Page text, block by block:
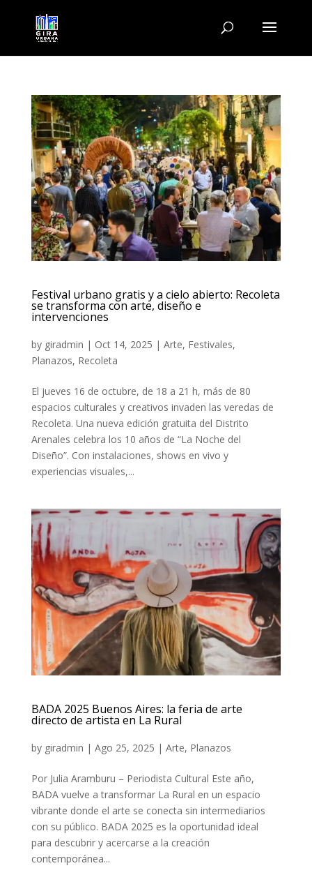
Festival urbano gratis y a cielo abierto: Recoleta
se transforma con arte, diseño e
intervenciones
by giradmin | Oct 14, 2025 | Arte, Festivales,
Planazos, Recoleta
El jueves 16 de octubre, de 18 a 21 h, más de 80
espacios culturales y creativos invaden las veredas de
Recoleta. Una nueva edición gratuita del Distrito
Arenales celebra los 10 años de “La Noche del
Diseño”. Con instalaciones, shows en vivo y
experiencias visuales,...
BADA 2025 Buenos Aires: la feria de arte
directo de artista en La Rural
by giradmin | Ago 25, 2025 | Arte, Planazos
Por Julia Aramburu – Periodista Cultural Este año,
BADA vuelve a transformar La Rural en un espacio
vibrante donde el arte se conecta sin intermediarios
con su público. BADA 2025 es la oportunidad ideal
para descubrir y acercarse a la creación
contemporánea...